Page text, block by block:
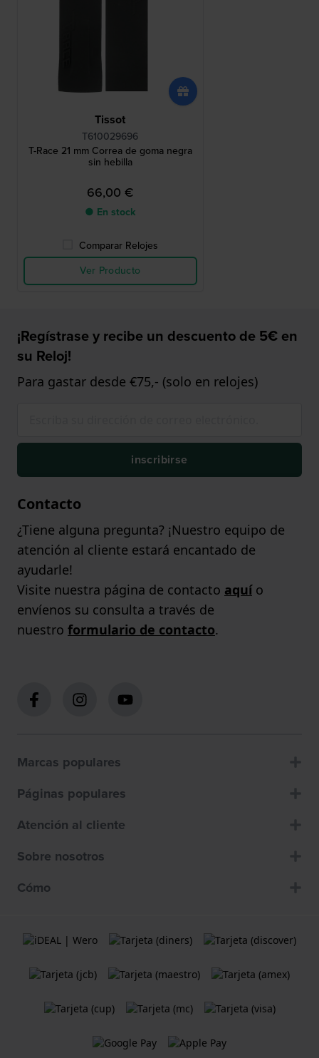
Tissot
T610029696
T-Race 21 mm Correa de goma negra
sin hebilla
66,00 €
● En stock
Comparar Relojes
Ver Producto
¡Regístrase y recibe un descuento de 5€ en
su Reloj!
Para gastar desde €75,- (solo en relojes)
inscribirse
Contacto
¿Tiene alguna pregunta? ¡Nuestro equipo de
atención al cliente estará encantado de
ayudarle!
Visite nuestra página de contacto aquío
envíenos su consulta a través de
nuestro formulario de contacto.
Marcas populares
Páginas populares
Atención al cliente
Sobre nosotros
Cómo